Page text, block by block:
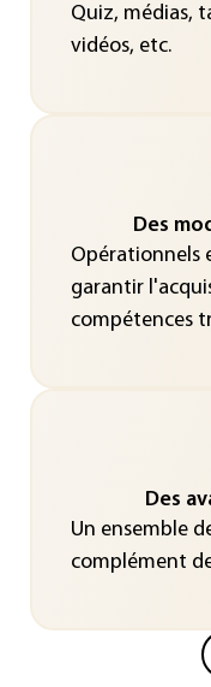
Quiz, médias,
vidéos, etc.
Des
Opérationnels
garantir
compétences
Des
Un ensemble
complément